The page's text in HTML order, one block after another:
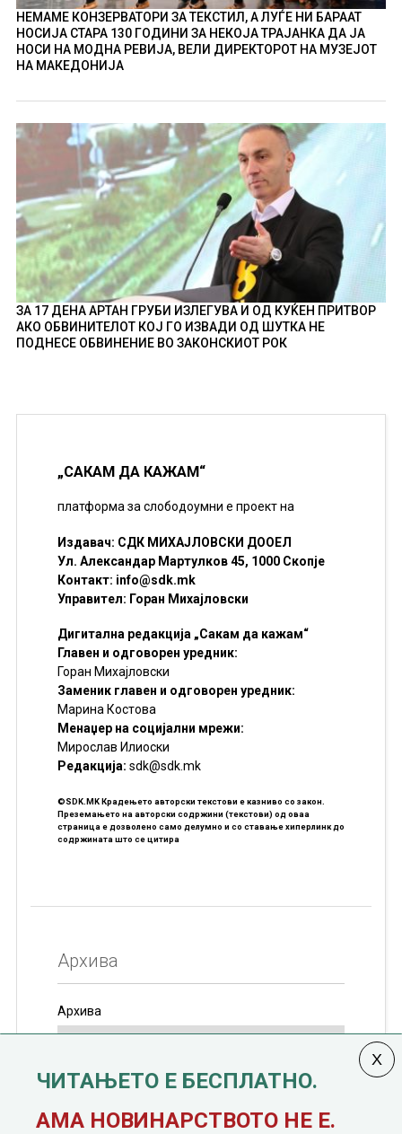
НЕМАМЕ КОНЗЕРВАТОРИ ЗА ТЕКСТИЛ, А ЛУЃЕ НИ БАРААТ
НОСИЈА СТАРА 130 ГОДИНИ ЗА НЕКОЈА ТРАЈАНКА ДА ЈА
НОСИ НА МОДНА РЕВИЈА, ВЕЛИ ДИРЕКТОРОТ НА МУЗЕЈОТ
НА МАКЕДОНИЈА
ЗА 17 ДЕНА АРТАН ГРУБИ ИЗЛЕГУВА И ОД КУЌЕН ПРИТВОР
АКО ОБВИНИТЕЛОТ КОЈ ГО ИЗВАДИ ОД ШУТКА НЕ
ПОДНЕСЕ ОБВИНЕНИЕ ВО ЗАКОНСКИОТ РОК
„САКАМ ДА КАЖАМ“
платформа за слободоумни е проект на
Издавач: СДК МИХАЈЛОВСКИ ДООЕЛ
Ул. Александар Мартулков 45, 1000 Скопје
Контакт: info@sdk.mk
Управител: Горан Михајловски
Дигитална редакција „Сакам да кажам“
Главен и одговорен уредник:
Горан Михајловски
Заменик главен и одговорен уредник:
Марина Костова
Менаџер на социјални мрежи:
Мирослав Илиоски
Редакцијa: sdk@sdk.mk
©SDK.MK Крадењето авторски текстови е казниво со закон.
Преземањето на авторски содржини (текстови) од оваа
страница е дозволено само делумно и со ставање хиперлинк до
содржината што се цитира
Архива
Архива
јануари, 1991 година
ЧИТАЊЕТО Е БЕСПЛАТНО.
АМА НОВИНАРСТВОТО НЕ Е.